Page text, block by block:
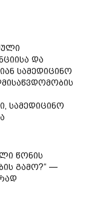
და
სამედიცინო
სამედიცინო
წონის
გამო?“ —